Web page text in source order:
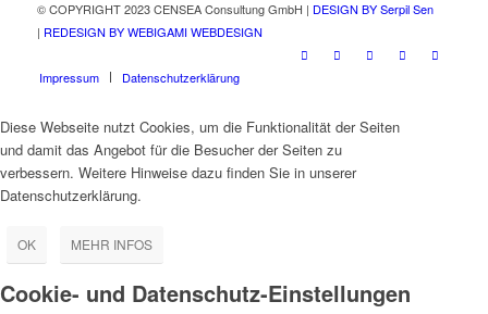
© COPYRIGHT 2023 CENSEA Consultung GmbH | DESIGN BY Serpil Sen
| REDESIGN BY WEBIGAMI WEBDESIGN
Impressum Datenschutzerklärung
Diese Webseite nutzt Cookies, um die Funktionalität der Seiten
und damit das Angebot für die Besucher der Seiten zu
verbessern. Weitere Hinweise dazu finden Sie in unserer
Datenschutzerklärung.
OK MEHR INFOS
Cookie- und Datenschutz-Einstellungen